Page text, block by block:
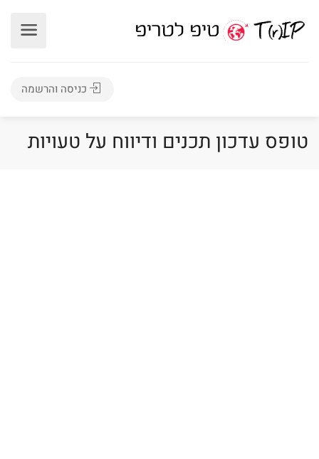
כניסה והרשמה
טופס עדכון תכנים ודיווח על טעויות